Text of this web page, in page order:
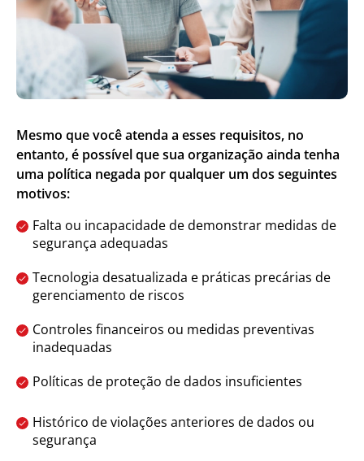
Mesmo que você atenda a esses requisitos, no
entanto, é possível que sua organização ainda tenha
uma política negada por qualquer um dos seguintes
motivos:
Falta ou incapacidade de demonstrar medidas de
segurança adequadas
Tecnologia desatualizada e práticas precárias de
gerenciamento de riscos
Controles financeiros ou medidas preventivas
inadequadas
Políticas de proteção de dados insuficientes
Histórico de violações anteriores de dados ou
segurança